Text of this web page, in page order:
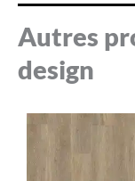
Autres
design